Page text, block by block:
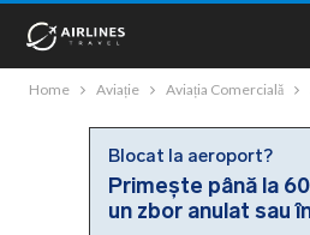
Home Aviație Aviația Comercială